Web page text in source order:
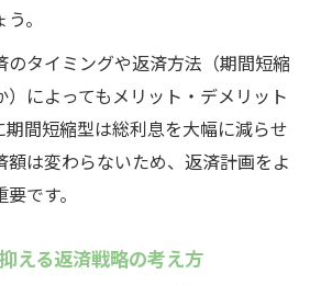
。
のタイミングや返済方法（期間短縮
によってもメリット・デメリット
間短縮型は総利息を大幅に減らせ
額は変わらないため、返済計画をよ
です。
える返済戦略の考え方